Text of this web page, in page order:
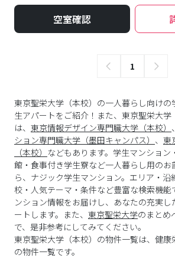
空室確認
1
東京聖栄大学（本校）の一人暮らし向け
生アパートをご紹介！また、東京聖栄大学
は、 東京情報デザイン専門職大学（本校） 、
ション専門職大学（墨田キャンパス） 、 東
（本校） などもあります。学生マンション
館・食事付き学生寮など一人暮らし用のお
ら、ナジック学生マンション。エリア・沿
校・人気テーマ・条件など豊富な検索機能
ンション情報をお届けし、あなたの充実
ートします。また、 東京聖栄大学のまとめ
で、是非参考にしてみてください。
東京聖栄大学 （本校）の物件一覧は、 健康
の物件一覧です。